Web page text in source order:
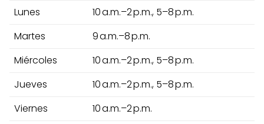
Lunes
10 a.m.–2 p.m., 5–8 p.m.
Martes
9 a.m.–8 p.m.
Miércoles
10 a.m.–2 p.m., 5–8 p.m.
Jueves
10 a.m.–2 p.m., 5–8 p.m.
Viernes
10 a.m.–2 p.m.